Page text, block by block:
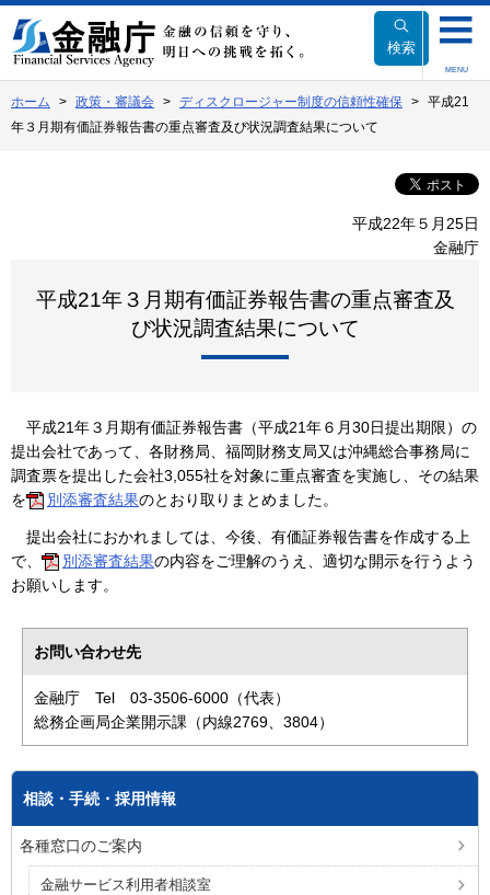
文
へ
動
検索
MENU
ホーム 政策・審議会 ディスクロージャー制度の信頼性確保
平成21
年３月期有価証券報告書の重点審査及び状況調査結果について
平成22年５月25日
金融庁
平成21年３月期有価証券報告書の重点審査及
び状況調査結果について
平成21年３月期有価証券報告書（平成21年６月30日提出期限）の
提出会社であって、各財務局、福岡財務支局又は沖縄総合事務局に
調査票を提出した会社3,055社を対象に重点審査を実施し、その結果
を
別添審査結果のとおり取りまとめました。
提出会社におかれましては、今後、有価証券報告書を作成する上
で、
別添審査結果の内容をご理解のうえ、適切な開示を行うよう
お願いします。
お問い合わせ先
金融庁 Tel 03-3506-6000（代表）
総務企画局企業開示課（内線2769、3804）
相談・手続・採用情報
各種窓口のご案内
金融サービス利用者相談室